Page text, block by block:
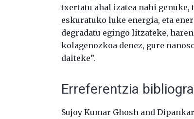
txertatu ahal izatea nahi
eskuratuko luke energia, eta
degradatu egingo litzateke,
kolagenozkoa denez, gure
daiteke”.
Erreferentzia
Sujoy Kumar Ghosh and